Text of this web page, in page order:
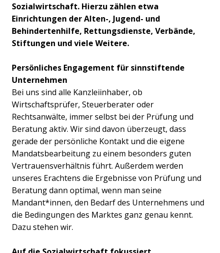
Sozialwirtschaft. Hierzu zählen etwa
Einrichtungen der Alten-, Jugend- und
Behindertenhilfe, Rettungsdienste, Verbände,
Stiftungen und viele Weitere.
Persönliches Engagement für sinnstiftende
Unternehmen
Bei uns sind alle Kanzleiinhaber, ob
Wirtschaftsprüfer, Steuerberater oder
Rechtsanwälte, immer selbst bei der Prüfung und
Beratung aktiv. Wir sind davon überzeugt, dass
gerade der persönliche Kontakt und die eigene
Mandatsbearbeitung zu einem besonders guten
Vertrauensverhältnis führt. Außerdem werden
unseres Erachtens die Ergebnisse von Prüfung und
Beratung dann optimal, wenn man seine
Mandant*innen, den Bedarf des Unternehmens und
die Bedingungen des Marktes ganz genau kennt.
Dazu stehen wir.